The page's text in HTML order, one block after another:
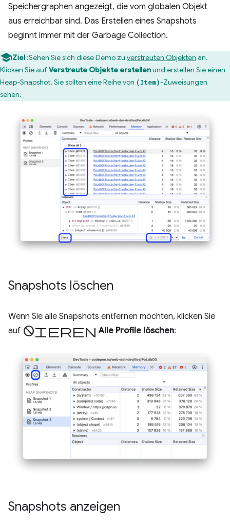
Speichergraphen angezeigt, die vom globalen Objekt
aus erreichbar sind. Das Erstellen eines Snapshots
beginnt immer mit der Garbage Collection.
Ziel :Sehen Sie sich diese Demo zu verstreuten Objekten an.
Klicken Sie aufVerstreute Objekte erstellenund erstellen Sie einen
Heap-Snapshot. Sie sollten eine Reihe von (Item)-Zuweisungen
sehen.
Snapshots löschen
Wenn Sie alle Snapshots entfernen möchten, klicken Sie
auf Blockieren Alle Profile löschen:
Snapshots anzeigen